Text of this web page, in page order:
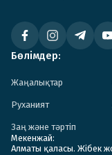
Бөлімдер:
Жаңалықтар
Руханият
Заң және тәртіп
Мекенжай:
Алматы қаласы. Жібек